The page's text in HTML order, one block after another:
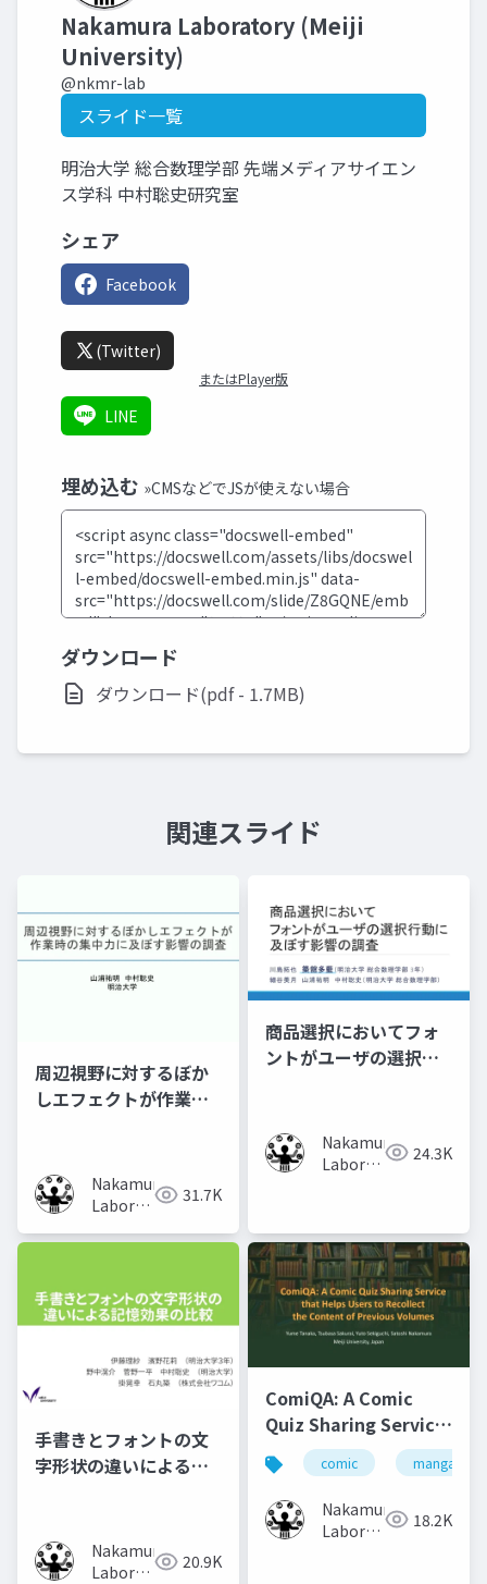
Nakamura Laboratory (Meiji
University)
@nkmr-lab
スライド一覧
明治大学 総合数理学部 先端メディアサイエン
ス学科 中村聡史研究室
シェア
Facebook
(Twitter)
またはPlayer版
LINE
埋め込む »CMSなどでJSが使えない場合
ダウンロード
ダウンロード(pdf - 1.7MB)
関連スライド
周辺視野に対するぼか
しエフェクトが作業時
Nakamura
Laboratory
University)
31.7K
商品選択においてフォ
ントがユーザの選択行
Nakamura
Laboratory 24.3K
手書きとフォントの文
字形状の違いによる記
Nakamura
Laboratory 20.9K
ComiQA: A Comic
Quiz Sharing Service
that Helps Users to
Recollect the
Content of Previous
Volumes
comic manga
Nakamura
Laboratory 18.2K